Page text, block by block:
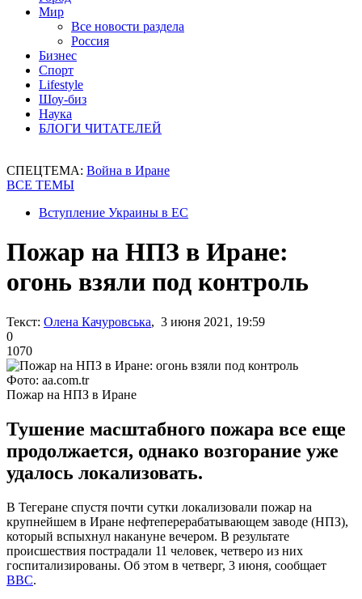
Мир
Все новости раздела
Россия
Бизнес
Спорт
Lifestyle
Шоу-биз
Наука
БЛОГИ ЧИТАТЕЛЕЙ
СПЕЦТЕМА: Война в Иране
ВСЕ ТЕМЫ
Вступление Украины в ЕС
Пожар на НПЗ в Иране:
огонь взяли под контроль
Текст: Олена Качуровська, 3 июня 2021, 19:59
0
1070
Фото: aa.com.tr
Пожар на НПЗ в Иране
Тушение масштабного пожара все еще
продолжается, однако возгорание уже
удалось локализовать.
В Тегеране спустя почти сутки локализовали пожар на
крупнейшем в Иране нефтеперерабатывающем заводе (НПЗ),
который вспыхнул накануне вечером. В результате
происшествия пострадали 11 человек, четверо из них
госпитализированы. Об этом в четверг, 3 июня, сообщает
BBC.